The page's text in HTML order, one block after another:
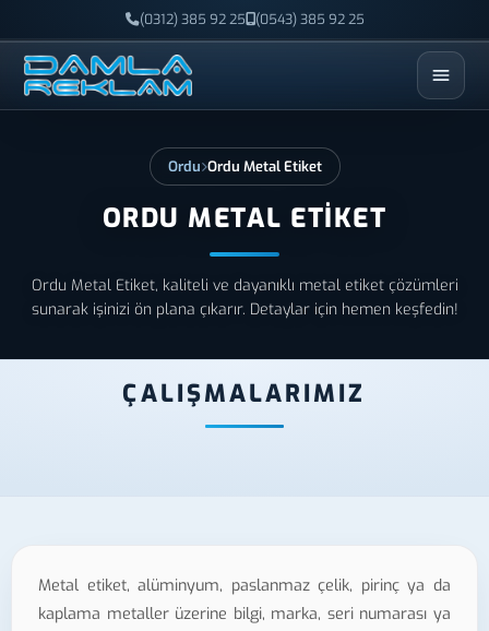
(0312) 385 92 25 (0543) 385 92 25
ESC
Ordu Ordu Metal Etiket
ORDU METAL ETIKET
Ordu Metal Etiket, kaliteli ve dayanıklı metal etiket çözümleri
sunarak işinizi ön plana çıkarır. Detaylar için hemen keşfedin!
ÇALIŞMALARIMIZ
Metal etiket, alüminyum, paslanmaz çelik, pirinç ya da
kaplama metaller üzerine bilgi, marka, seri numarası ya